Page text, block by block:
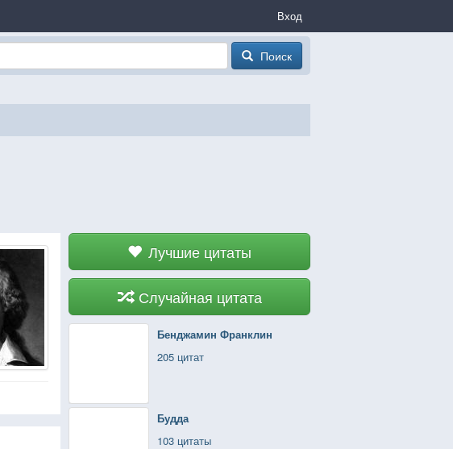
Вход
Поиск
Лучшие цитаты
Случайная цитата
Бенджамин Франклин
205 цитат
Будда
103 цитаты